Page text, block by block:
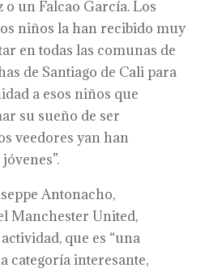
o un Falcao García. Los
niños la han recibido muy
en todas las comunas de
de Santiago de Cali para
a esos niños que
su sueño de ser
veedores yan han
Antonacho,
Manchester United,
que es “una
categoría interesante,